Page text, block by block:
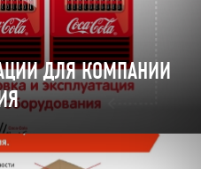
ДЛЯ КОМПАНИИ